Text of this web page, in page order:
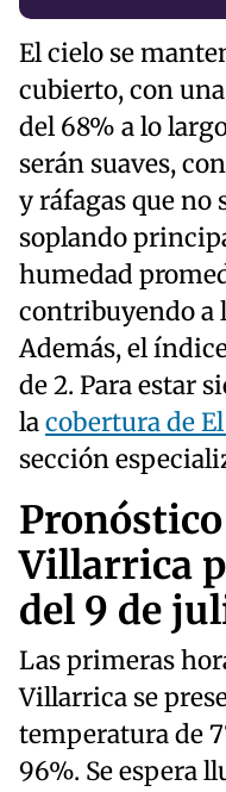
El cielo se
cubierto, con
del 68% a lo
serán suaves,
y ráfagas que no
soplando
humedad
contribuyendo a
Además, el
de 2. Para estar
lacobertura de
sección
Villarrica
del 9 de
Las primeras
Villarrica se
temperatura de
96%. Se espera